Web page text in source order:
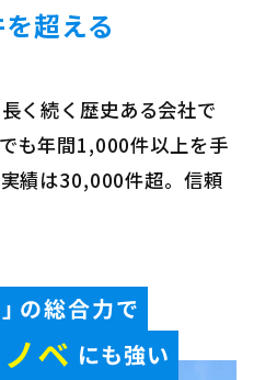
超える
く続く歴史ある会社で
も年間1,000件以上を手
績は30,000件超。信頼